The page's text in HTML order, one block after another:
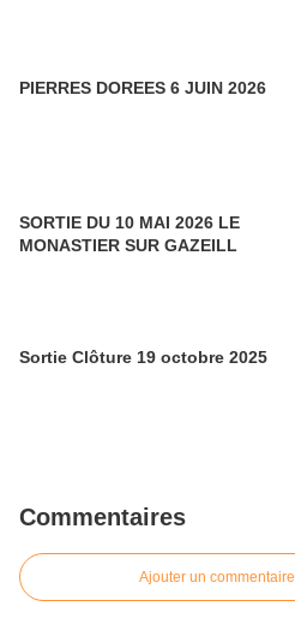
PIERRES DOREES 6 JUIN 2026
SORTIE DU 10 MAI 2026 LE
MONASTIER SUR GAZEILL
Sortie Clôture 19 octobre 2025
Commentaires
Ajouter un commentaire